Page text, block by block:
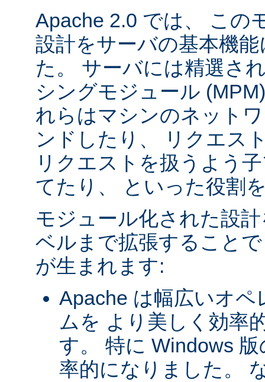
Apache 2.0 では、 この
設計をサーバの基本機
た。 サーバには精選さ
シングモジュール
れらはマシンのネット
ンドしたり、 リクエス
リクエストを扱うよう
てたり、 といった役割
モジュール化された設
ベルまで拡張すること
が生まれます:
Apache は幅広いオ
ムを より美しく効率
す。 特に Windows
率的になりました。